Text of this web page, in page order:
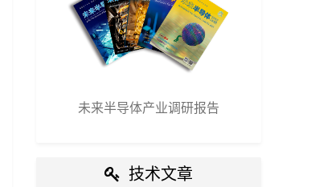
未来半导体产业调研报告
技术文章